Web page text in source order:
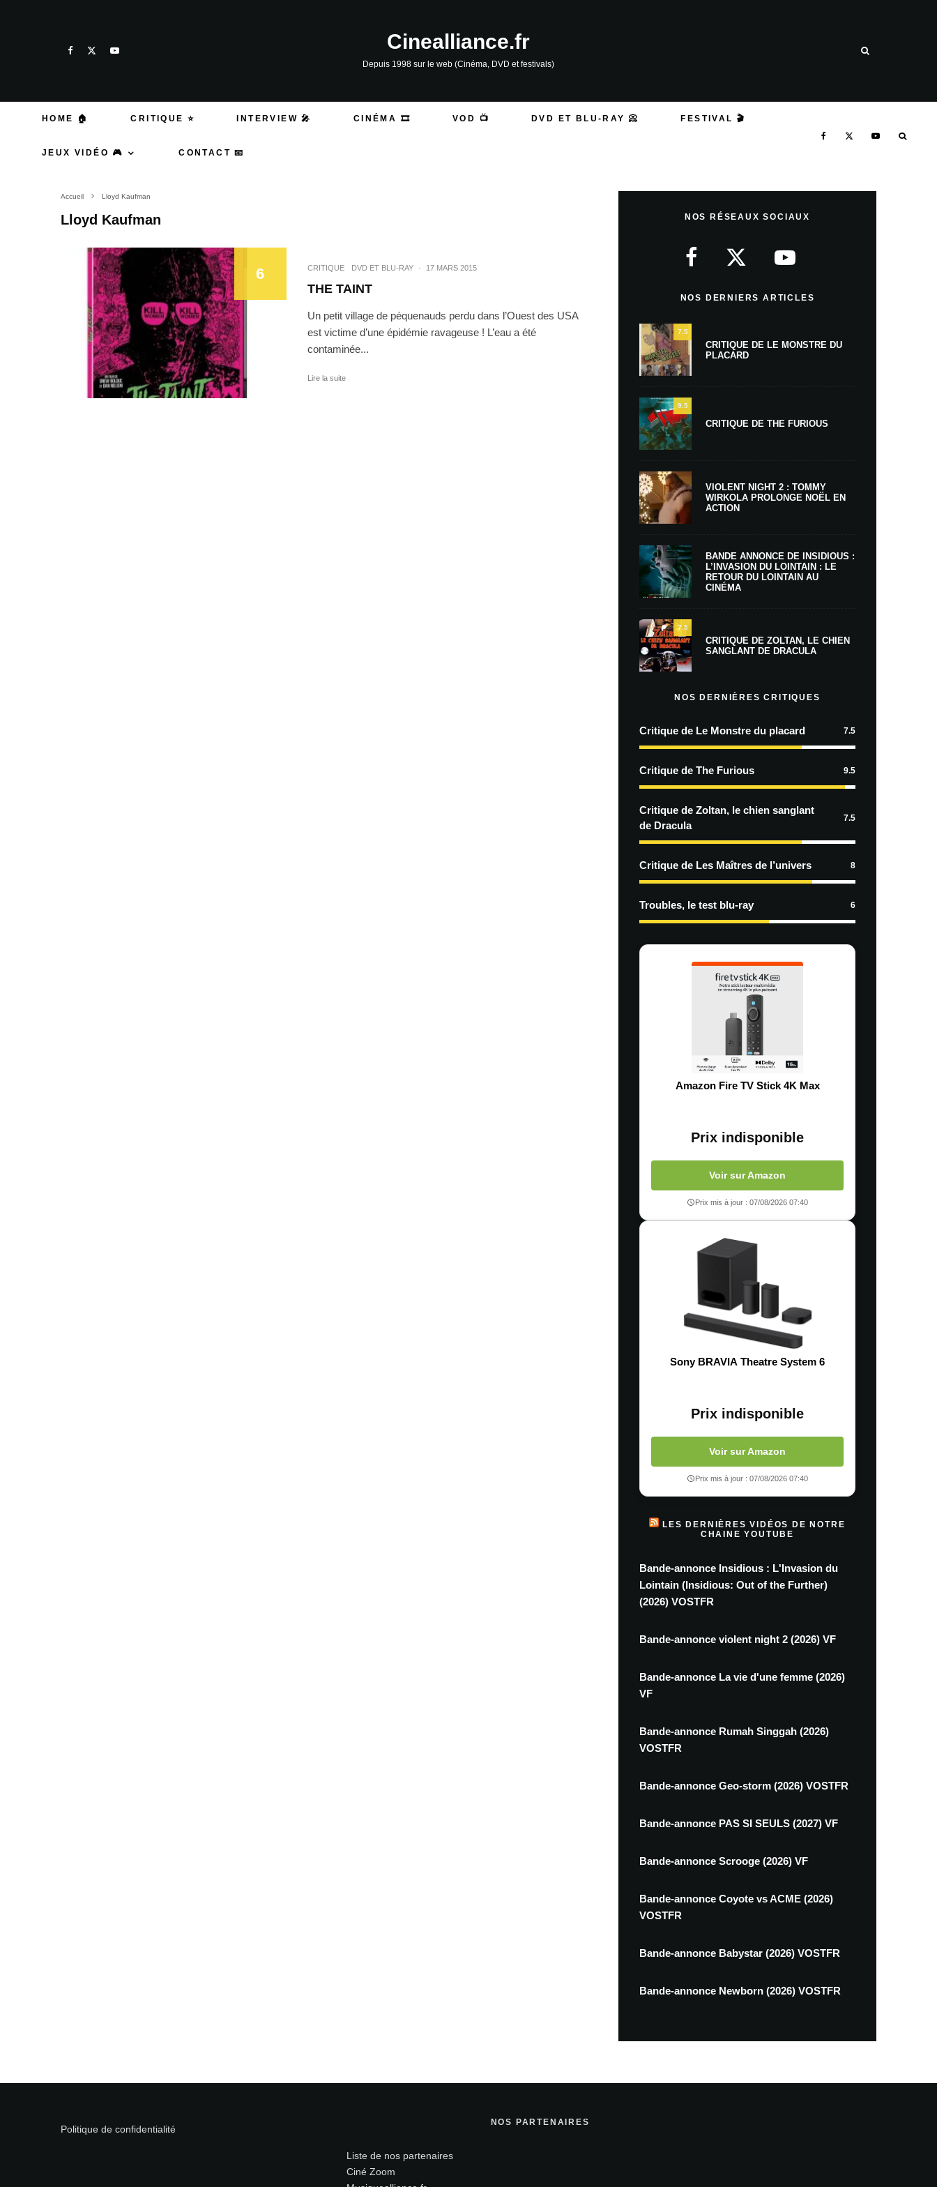
Cinealliance.fr
Depuis 1998 sur le web (Cinéma, DVD et festivals)
HOME 🏠 CRITIQUE ⭐ INTERVIEW 🎤 CINÉMA 🎞️ VOD 📺 DVD ET BLU-RAY 📀 FESTIVAL 🎬
JEUX VIDÉO 🎮 CONTACT 📧
Accueil Lloyd Kaufman
Lloyd Kaufman
6 CRITIQUE DVD ET BLU-RAY · 17 MARS 2015
THE TAINT
Un petit village de péquenauds perdu dans l’Ouest des USA
est victime d’une épidémie ravageuse ! L’eau a été
contaminée...
Lire la suite
NOS RÉSEAUX SOCIAUX
NOS DERNIERS ARTICLES
7.5
CRITIQUE DE LE MONSTRE DU
PLACARD
9.5
CRITIQUE DE THE FURIOUS
VIOLENT NIGHT 2 : TOMMY
WIRKOLA PROLONGE NOËL EN
ACTION
BANDE ANNONCE DE INSIDIOUS :
L’INVASION DU LOINTAIN : LE
RETOUR DU LOINTAIN AU
CINÉMA
7.5
CRITIQUE DE ZOLTAN, LE CHIEN
SANGLANT DE DRACULA
NOS DERNIÈRES CRITIQUES
Critique de Le Monstre du placard 7.5
Critique de The Furious 9.5
Critique de Zoltan, le chien sanglant
de Dracula
7.5
Critique de Les Maîtres de l’univers 8
Troubles, le test blu-ray 6
Amazon Fire TV Stick 4K Max
Prix indisponible
Voir sur Amazon
Prix mis à jour : 07/08/2026 07:40
Sony BRAVIA Theatre System 6
Prix indisponible
Voir sur Amazon
Prix mis à jour : 07/08/2026 07:40
LES DERNIÈRES VIDÉOS DE NOTRE
CHAINE YOUTUBE
Bande-annonce Insidious : L'Invasion du
Lointain (Insidious: Out of the Further)
(2026) VOSTFR
Bande-annonce violent night 2 (2026) VF
Bande-annonce La vie d'une femme (2026)
VF
Bande-annonce Rumah Singgah (2026)
VOSTFR
Bande-annonce Geo-storm (2026) VOSTFR
Bande-annonce PAS SI SEULS (2027) VF
Bande-annonce Scrooge (2026) VF
Bande-annonce Coyote vs ACME (2026)
VOSTFR
Bande-annonce Babystar (2026) VOSTFR
Bande-annonce Newborn (2026) VOSTFR
Politique de confidentialité
NOS PARTENAIRES
Liste de nos partenaires
Ciné Zoom